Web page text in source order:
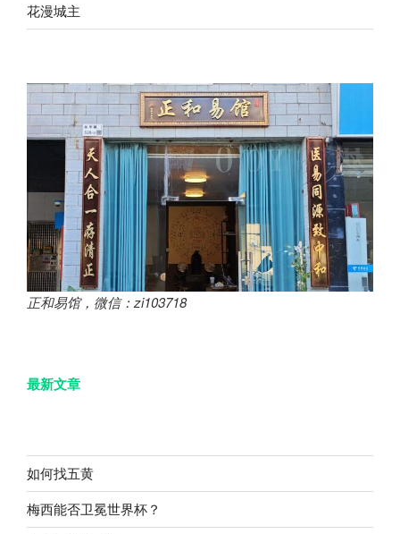
花漫城主
正和易馆，微信：zi103718
最新文章
如何找五黄
梅西能否卫冕世界杯？